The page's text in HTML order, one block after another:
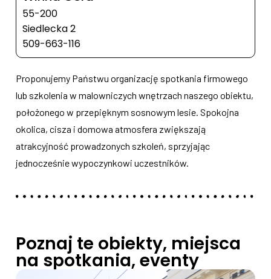
55-200
Siedlecka 2
509-663-116
Proponujemy Państwu organizację spotkania firmowego
lub szkolenia w malowniczych wnętrzach naszego obiektu,
położonego w przepięknym sosnowym lesie. Spokojna
okolica, cisza i domowa atmosfera zwiększają
atrakcyjność prowadzonych szkoleń, sprzyjając
jednocześnie wypoczynkowi uczestników.
Poznaj te obiekty, miejsca
na spotkania, eventy